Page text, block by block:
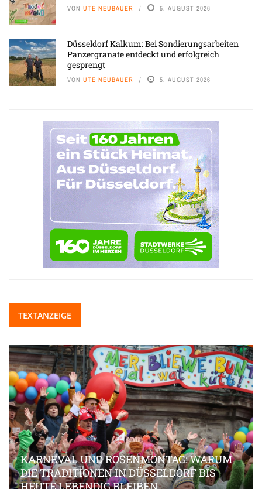
VON UTE NEUBAUER 5. AUGUST 2026
Düsseldorf Kalkum: Bei Sondierungsarbeiten
Panzergranate entdeckt und erfolgreich
gesprengt
VON UTE NEUBAUER 5. AUGUST 2026
TEXTANZEIGE
KARNEVAL UND ROSENMONTAG: WARUM
DIE TRADITIONEN IN DÜSSELDORF BIS